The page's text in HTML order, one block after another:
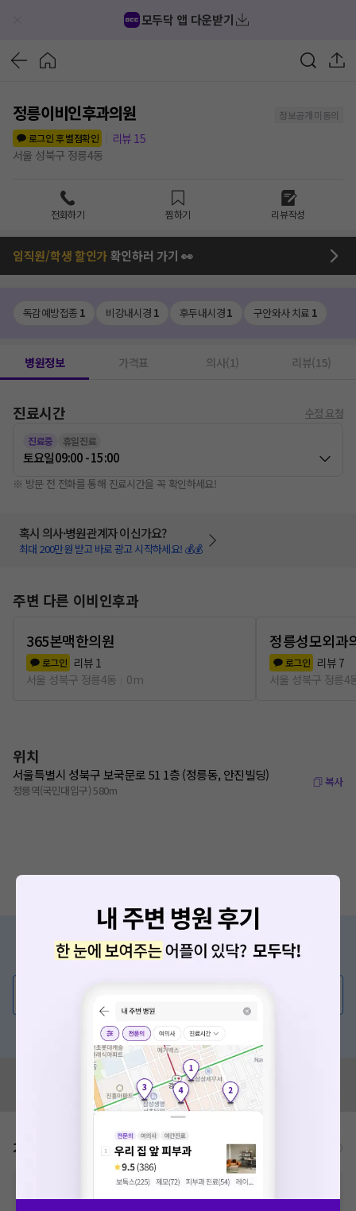
모두닥 앱 다운받기
정릉이비인후과의원
정보공개 미동의
로그인 후 별점확인
리뷰 15
서울 성북구 정릉4동
전화하기 찜하기 리뷰작성
임직원/학생 할인가확인하러 가기 👀
독감예방접종 1 비강내시경 1 후두내시경1 구안와사 치료 1
병원정보 가격표 의사(1) 리뷰(15)
진료시간 수정 요청
진료중 휴일진료
토요일09:00 - 15:00
※ 방문 전 전화를 통해 진료시간을 꼭 확인하세요!
혹시 의사·병원관계자 이신가요?
최대 200만원 받고 바로 광고 시작하세요! 💰💰
주변 다른 이비인후과
365본맥한의원
로그인 리뷰 1
서울 성북구 정릉4동
0m
정릉성모외과
로그인 리뷰 7
서울 성북구 정릉4
위치
서울특별시 성북구 보국문로 51 1층 (정릉동, 안진빌딩)
정릉역(국민대입구) 580m
복사
증상/치료, 궁금한 점이 있나요?
의사가 직접 답해드려요!
혹은, 의료상담 서비스에 다양한 게시글 보러가기
혹시 잘못된 병원정보가 있나요?
모두닥 팀에 알려주세요!
가격표 비급여/급여 진료란?
추가비용 등으로 실제 가격과 상이할 수 있으니, 정확
한 가격은 해당 의료기관에 직접 문의해주세요.